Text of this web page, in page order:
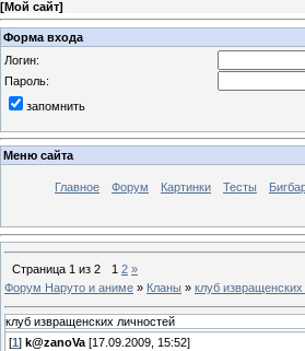
[Мой сайт]
Форма входа
Логин:
Пароль:
запомнить
Меню сайта
Главное Форум Картинки Тесты
Страница 1 из 2 1 2 »
Форум Наруто и аниме » Кланы » клуб
клуб извращенских личностей
[1 ] k@zanoVa [17.09.2009, 15:52]